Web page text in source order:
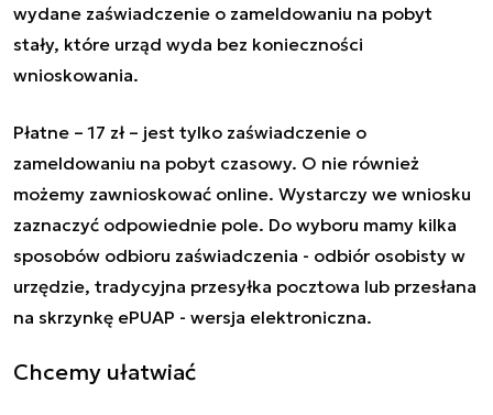
wydane zaświadczenie o zameldowaniu na pobyt
stały, które urząd wyda bez konieczności
wnioskowania.
Płatne – 17 zł – jest tylko zaświadczenie o
zameldowaniu na pobyt czasowy. O nie również
możemy zawnioskować online. Wystarczy we wniosku
zaznaczyć odpowiednie pole. Do wyboru mamy kilka
sposobów odbioru zaświadczenia - odbiór osobisty w
urzędzie, tradycyjna przesyłka pocztowa lub przesłana
na skrzynkę ePUAP - wersja elektroniczna.
Chcemy ułatwiać